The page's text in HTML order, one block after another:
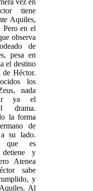
vez en
tiene
Aquiles,
Pero en el
observa
de
pesa en
el destino
Héctor.
los
nada
ya el
drama.
la forma
de
su lado.
que es
y
Atenea
sabe
y
Al